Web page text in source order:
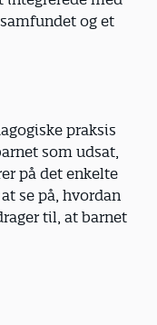
og et
praksis
som udsat,
på det enkelte
se på, hvordan
til, at barnet